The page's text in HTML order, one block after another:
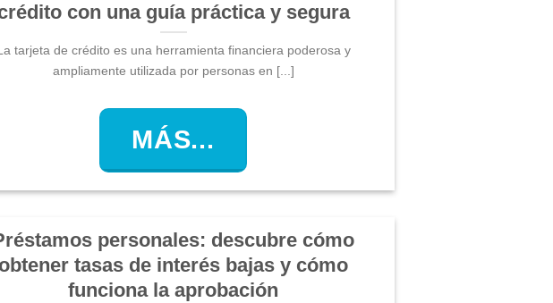
con una guía práctica y segura
tarjeta de crédito es una herramienta financiera poderosa y
ampliamente utilizada por personas en [...]
MÁS...
personales: descubre cómo
obtener tasas de interés bajas y cómo
funciona la aprobación